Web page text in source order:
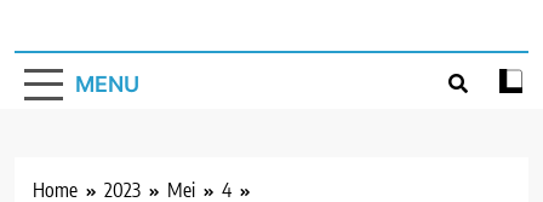
MENU
Home 2023 Mei
4